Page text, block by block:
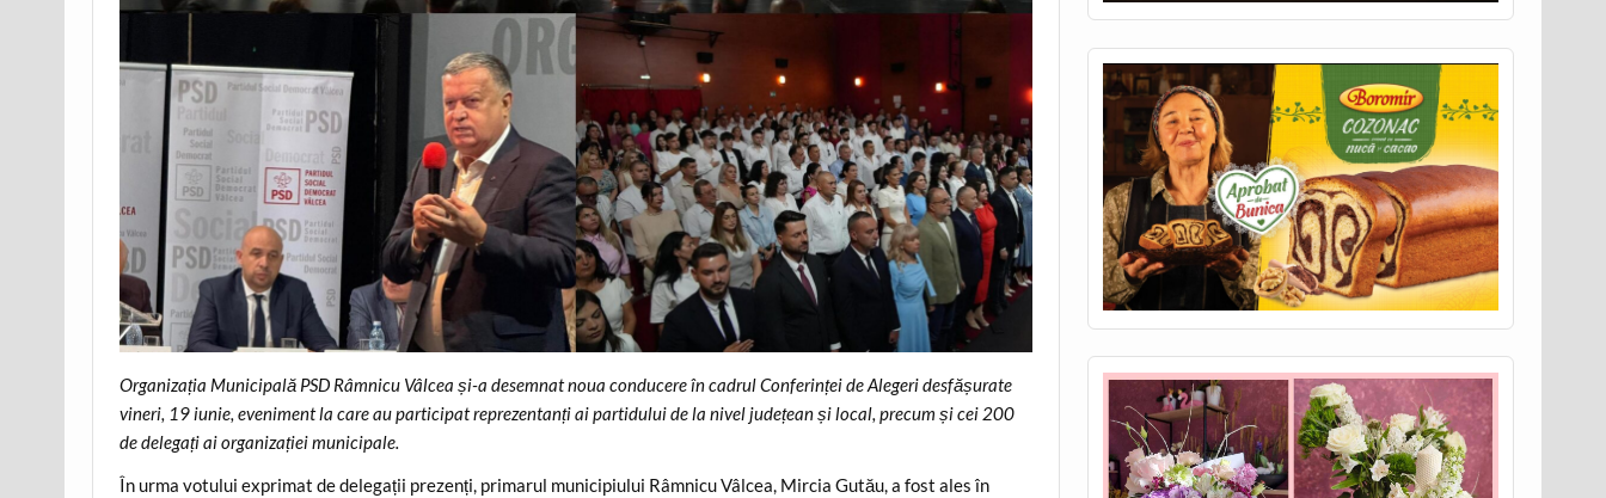
Organizația Municipală PSD Râmnicu Vâlcea și-a desemnat noua conducere în cadrul Conferinței de Alegeri desfășurate
vineri, 19 iunie, eveniment la care au participat reprezentanți ai partidului de la nivel județean și local, precum și cei 200
de delegați ai organizației municipale.
În urma votului exprimat de delegații prezenți, primarul municipiului Râmnicu Vâlcea, Mircia Gutău, a fost ales în